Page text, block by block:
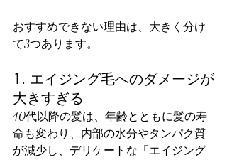
おすすめできない理由は、大きく分け
て3つあります。
1. エイジング毛へのダメージが
大きすぎる
40代以降の髪は、年齢とともに髪の寿
命も変わり、内部の水分やタンパク質
が減少し、デリケートな「エイジング